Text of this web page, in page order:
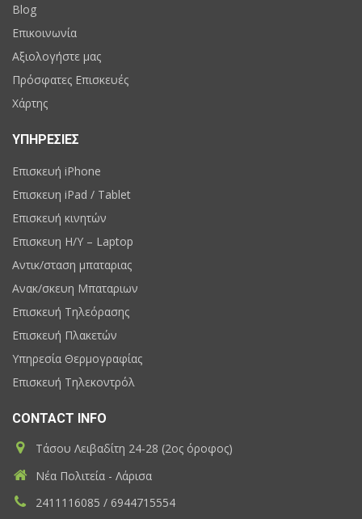
Blog
Επικοινωνία
Αξιολογήστε μας
Πρόσφατες Επισκευές
Χάρτης
ΥΠΗΡΕΣΙΕΣ
Επισκευή iPhone
Επισκευη iPad / Tablet
Επισκευή κινητών
Επισκευη H/Y – Laptop
Αντικ/σταση μπαταριας
Ανακ/σκευη Μπαταριων
Επισκευή Τηλεόρασης
Επισκευή Πλακετών
Υπηρεσία Θερμογραφίας
Επισκευή Τηλεκοντρόλ
CONTACT INFO
Τάσου Λειβαδίτη 24-28 (2ος όροφος)
Νέα Πολιτεία - Λάρισα
2411116085 / 6944715554